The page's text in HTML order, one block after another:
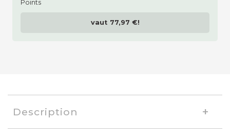
vaut 77,97 €!
Description